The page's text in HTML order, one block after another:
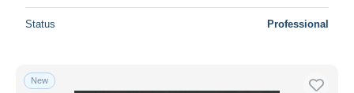
Status Professional
New